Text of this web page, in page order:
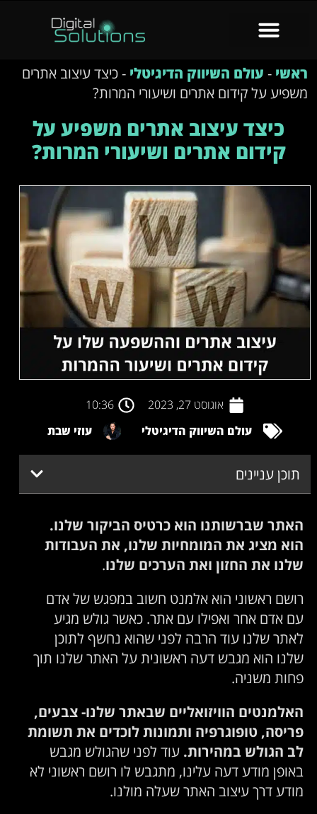
ראשי - עולם השיווק הדיגיטלי -כיצד עיצוב אתרים
משפיע על קידום אתרים ושיעורי המרות?
כיצד עיצוב אתרים משפיע על
קידום אתרים ושיעורי המרות?
אוגוסט 27, 2023
10:36
עולם השיווק הדיגיטלי
עוזי שבת
תוכן עניינים
האתר שברשותנו הוא כרטיס הביקור שלנו.
הוא מציג את המומחיות שלנו, את העבודות
שלנו את החזון ואת הערכים שלנו.
רושם ראשוני הוא אלמנט חשוב במפגש של אדם
עם אדם אחר ואפילו עם אתר. כאשר גולש מגיע
לאתר שלנו עוד הרבה לפני שהוא נחשף לתוכן
שלנו הוא מגבש דעה ראשונית על האתר שלנו תוך
פחות משניה.
האלמנטים הוויזואליים שבאתר שלנו- צבעים,
פריסה, טופוגרפיה ותמונות לוכדים את תשומת
לב הגולש במהירות. עוד לפני שהגולש מגבש
באופן מודע דעה עלינו, מתגבש לו רושם ראשוני לא
מודע דרך עיצוב האתר שעלה מולנו.